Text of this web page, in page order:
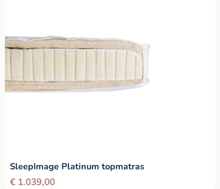
SleepImage Platinum topmatras
€ 1.039,00